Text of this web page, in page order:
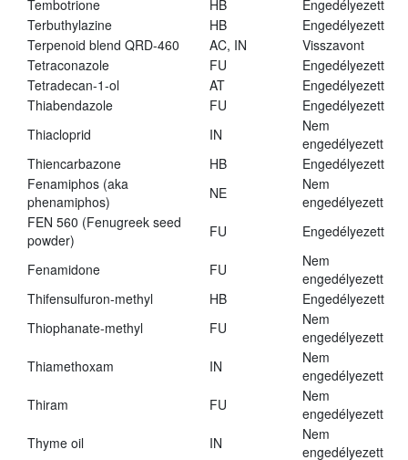
Tembotrione
HB
Engedélyezett
Terbuthylazine
HB
Engedélyezett
Terpenoid blend QRD-460
AC, IN
Visszavont
Tetraconazole
FU
Engedélyezett
Tetradecan-1-ol
AT
Engedélyezett
Thiabendazole
FU
Engedélyezett
Thiacloprid
IN
Nem
engedélyezett
Thiencarbazone
HB
Engedélyezett
Fenamiphos (aka
phenamiphos)
NE
Nem
engedélyezett
FEN 560 (Fenugreek seed
powder)
FU Engedélyezett
Fenamidone FU
Nem
engedélyezett
Thifensulfuron-methyl
HB
Engedélyezett
Thiophanate-methyl
FU
Nem
engedélyezett
Thiamethoxam
IN
Nem
engedélyezett
Thiram
FU
Nem
engedélyezett
Thyme oil
IN
Nem
engedélyezett